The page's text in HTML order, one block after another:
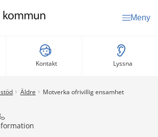
Meny
Kontakt Lyssna
Äldre Motverka ofrivillig ensamhet